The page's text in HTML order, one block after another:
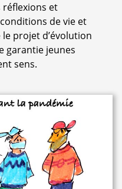
réflexions et
de vie et
le projet d’évolution
garantie jeunes
sens.